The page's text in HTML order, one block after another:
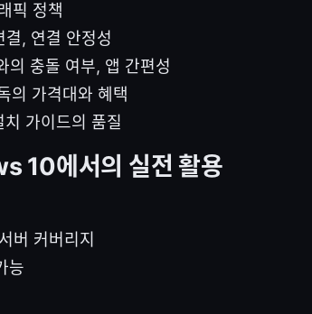
픽 정책
, 연결 안정성
충돌 여부, 앱 간편성
의 가격대와 혜택
가이드의 품질
10에서의 실전 활용
버 커버리지
능